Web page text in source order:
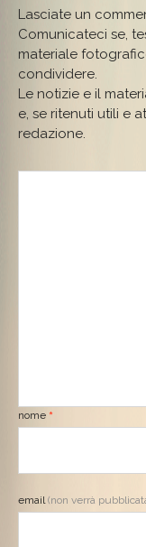
Lasciate un
Comunicateci se,
materiale
condividere.
Le notizie e il
e, se ritenuti utili e
redazione.
nome *
email(non verrà